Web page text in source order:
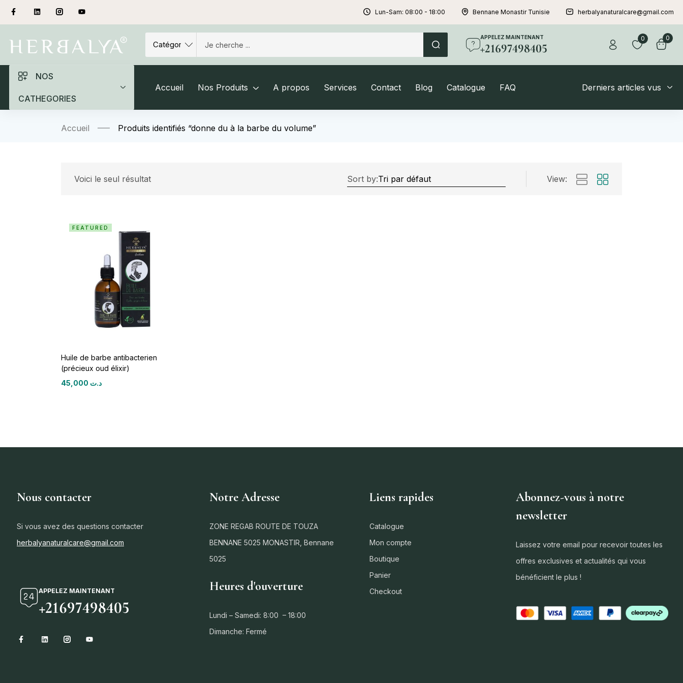
Lun-Sam: 08:00 - 18:00 Bennane Monastir Tunisie herbalyanaturalcare@gmail.com
APPELEZ MAINTENANT
+21697498405
0 0
NOS
CATHEGORIES
Accueil Nos Produits A propos Services Contact Blog Catalogue FAQ Derniers articles vus
Accueil Produits identifiés “donne du à la barbe du volume”
Voici le seul résultat Sort by: View:
FEATURED
Huile de barbe antibacterien
(précieux oud élixir)
د.ت
Nous contacter
Si vous avez des questions contacter
herbalyanaturalcare@gmail.com
APPELEZ MAINTENANT
+21697498405
Notre Adresse
ZONE REGAB ROUTE DE TOUZA
BENNANE 5025 MONASTIR, Bennane
5025
Heures d'ouverture
Lundi – Samedi: 8:00 – 18:00
Dimanche: Fermé
Liens rapides
Catalogue
Mon compte
Boutique
Panier
Checkout
Abonnez-vous à notre
newsletter
Laissez votre email pour recevoir toutes les
offres exclusives et actualités qui vous
bénéficient le plus !